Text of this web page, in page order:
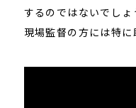
するのではないでしょ
現場監督の方には特に